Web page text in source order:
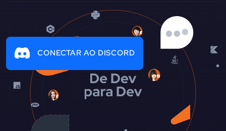
CONECTAR AO DISCORD